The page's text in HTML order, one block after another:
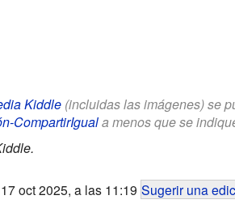
Kiddle(incluidas las imágenes) se
CompartirIguala menos que se
oct 2025, a las 11:19 Sugerir una